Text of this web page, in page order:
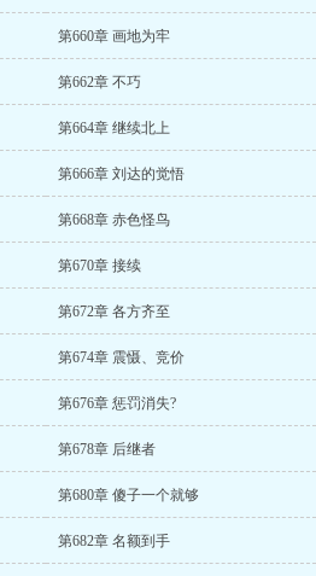
第660章 画地为牢
第662章 不巧
第664章 继续北上
第666章 刘达的觉悟
第668章 赤色怪鸟
第670章 接续
第672章 各方齐至
第674章 震慑、竞价
第676章 惩罚消失?
第678章 后继者
第680章 傻子一个就够
第682章 名额到手